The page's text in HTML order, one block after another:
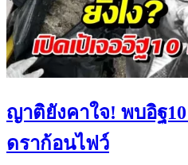
ญาติยังคาใจ! พบอิฐ10
ดราก้อนไฟว์